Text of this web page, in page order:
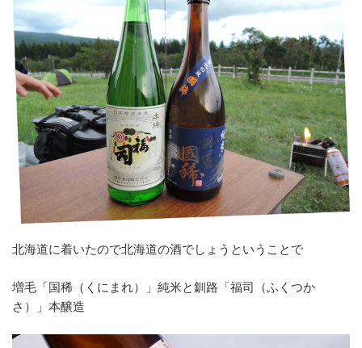
北海道に着いたので北海道の酒でしょうということで
増毛「国稀（くにまれ）」純米と釧路「福司（ふくつか
さ）」本醸造